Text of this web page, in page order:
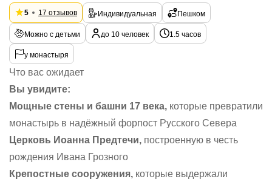
5 17 отзывов Индивидуальная Пешком
Можно с детьми до 10 человек 1.5 часов
у монастыря
Что вас ожидает
Вы увидите:
Мощные стены и башни 17 века, которые превратили
монастырь в надёжный форпост Русского Севера
Церковь Иоанна Предтечи, построенную в честь
рождения Ивана Грозного
Крепостные сооружения, которые выдержали